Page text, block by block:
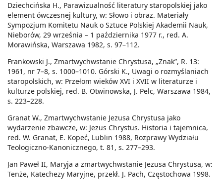
Dziechcińska H., Parawizualność literatury staropolskiej jako
element ówczesnej kultury, w: Słowo i obraz. Materiały
Sympozjum Komitetu Nauk o Sztuce Polskiej Akademii Nauk,
Nieborów, 29 września – 1 października 1977 r., red. A.
Morawińska, Warszawa 1982, s. 97–112.
Frankowski J., Zmartwychwstanie Chrystusa, „Znak”, R. 13:
1961, nr 7–8, s. 1000–1010. Górski K., Uwagi o rozmyślaniach
staropolskich, w: Przełom wieków XVI i XVII w literaturze i
kulturze polskiej, red. B. Otwinowska, J. Pelc, Warszawa 1984,
s. 223–228.
Granat W., Zmartwychwstanie Jezusa Chrystusa jako
wydarzenie zbawcze, w: Jezus Chrystus. Historia i tajemnica,
red. W. Granat, E. Kopeć, Lublin 1988, Rozprawy Wydziału
Teologiczno-Kanonicznego, t. 81, s. 277–293.
Jan Paweł II, Maryja a zmartwychwstanie Jezusa Chrystusa, w:
Tenże, Katechezy Maryjne, przekł. J. Pach, Częstochowa 1998.